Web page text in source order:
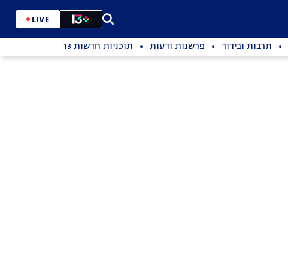
LIVE
תרבות ובידור פרשנות ודעות תוכניות חדשות 13